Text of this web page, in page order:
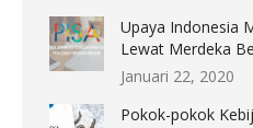
Upaya Indonesia
Lewat Merdeka
Januari 22, 2020
Pokok-pokok